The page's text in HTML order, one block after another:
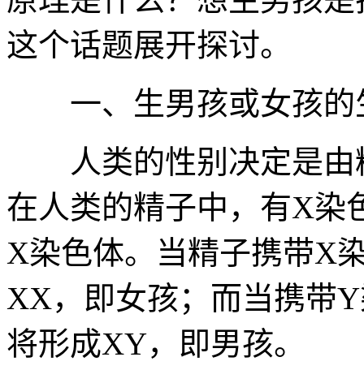
这个话题展开探讨。
一、生男孩或女孩的
人类的性别决定是由
在人类的精子中，有X染
X染色体。当精子携带X
XX，即女孩；而当携带
将形成XY，即男孩。